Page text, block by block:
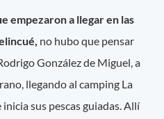
empezaron a llegar en las
no hubo que pensar
González de Miguel, a
llegando al camping La
sus pescas guiadas. Allí